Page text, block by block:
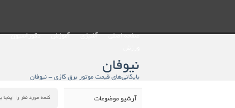
نیوفان
بایگانی‌های قیمت موتور برق گازی - نیوفان
آرشیو موضوعات